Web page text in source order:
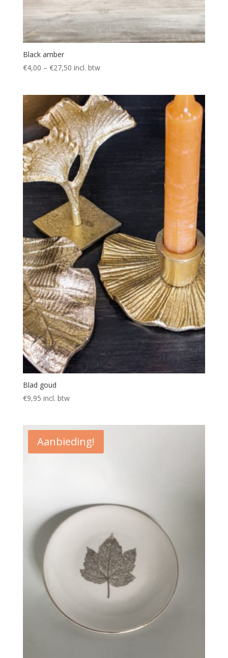
Black amber
€4,00 – €27,50 incl. btw
Blad goud
€9,95 incl. btw
Aanbieding!